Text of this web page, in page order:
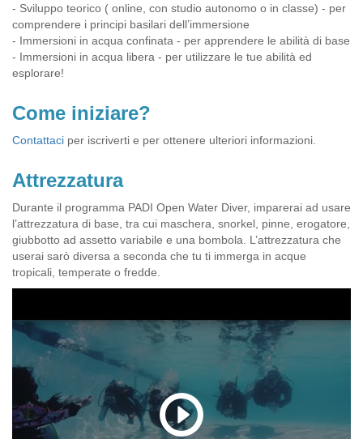
- Sviluppo teorico ( online, con studio autonomo o in classe) - per
comprendere i principi basilari dell’immersione
- Immersioni in acqua confinata - per apprendere le abilità di base
- Immersioni in acqua libera - per utilizzare le tue abilità ed
esplorare!
Come iniziare?
Contattaci per iscriverti e per ottenere ulteriori informazioni.
Attrezzatura
Durante il programma PADI Open Water Diver, imparerai ad usare
l’attrezzatura di base, tra cui maschera, snorkel, pinne, erogatore,
giubbotto ad assetto variabile e una bombola. L’attrezzatura che
userai sarò diversa a seconda che tu ti immerga in acque
tropicali, temperate o fredde.